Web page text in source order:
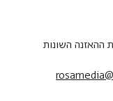
ההאזנה השונות